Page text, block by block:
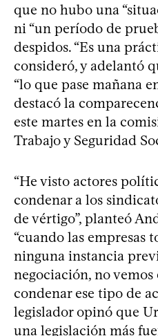
que no hubo una
ni “un período de
despidos. “Es una
consideró, y adelantó
“lo que pase mañana
destacó la
este martes en la
Trabajo y Seguridad
“He visto actores
condenar a los
de vértigo”, planteó
“cuando las empresas
ninguna instancia
negociación, no
condenar ese tipo de
legislador opinó que
una legislación más